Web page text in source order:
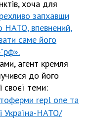
хоча для
запхавши
НАТО, впевнений,
саме його
агент кремля
до його
своєї теми:
repl one та
Україна-НАТО/